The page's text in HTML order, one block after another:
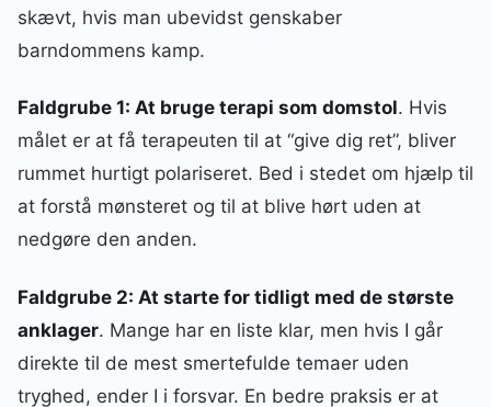
skævt, hvis man ubevidst genskaber
barndommens kamp.
Faldgrube 1: At bruge terapi som domstol. Hvis
målet er at få terapeuten til at “give dig ret”, bliver
rummet hurtigt polariseret. Bed i stedet om hjælp til
at forstå mønsteret og til at blive hørt uden at
nedgøre den anden.
Faldgrube 2: At starte for tidligt med de største
anklager. Mange har en liste klar, men hvis I går
direkte til de mest smertefulde temaer uden
tryghed, ender I i forsvar. En bedre praksis er at